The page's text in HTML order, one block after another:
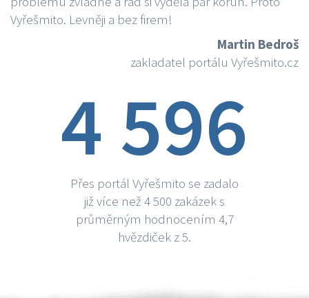
Vyřešmito. Levněji a bez firem!
Martin Bedroš
zakladatel portálu Vyřešmito.cz
4 596
Přes portál Vyřešmito se zadalo
již více než 4 500 zakázek s
průměrným hodnocením 4,7
hvězdiček z 5.